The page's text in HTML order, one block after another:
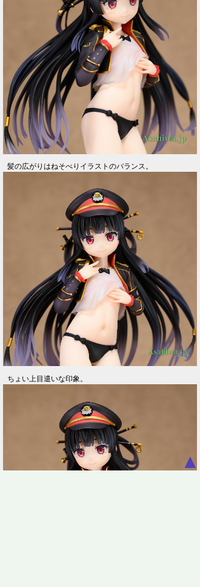
髪の広がりはねそべりイラストのバランス。
ちょい上目遣いな印象。
▲